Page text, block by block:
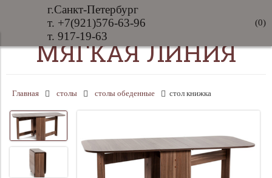
г.Санкт-Петербург
т. +7(921)576-63-96
т. 917-19-63
(0)
МЯГКАЯ ЛИНИЯ
Главная столы столы обеденные стол книжка